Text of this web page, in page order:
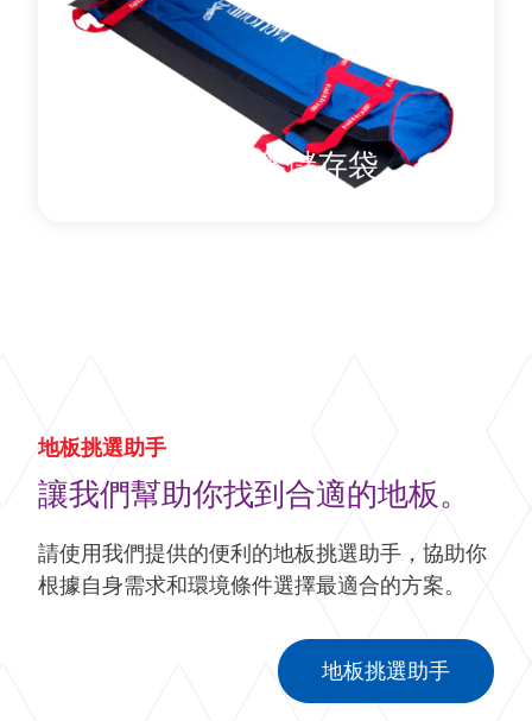
然後進行移動或存放。
關於 Harlequin乙烯基地膠捲帶
Harlequin地膠儲存袋
地板挑選助手
讓我們幫助你找到合適的地板。
請使用我們提供的便利的地板挑選助手，協助你
根據自身需求和環境條件選擇最適合的方案。
地板挑選助手